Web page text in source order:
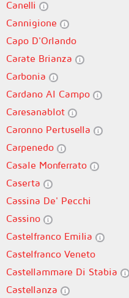
Canelli
Cannigione
Capo D'Orlando
Carate Brianza
Carbonia
Cardano Al Campo
Caresanablot
Caronno Pertusella
Carpenedo
Casale Monferrato
Caserta
Cassina De' Pecchi
Cassino
Castelfranco Emilia
Castelfranco Veneto
Castellammare Di Stabia
Castellanza